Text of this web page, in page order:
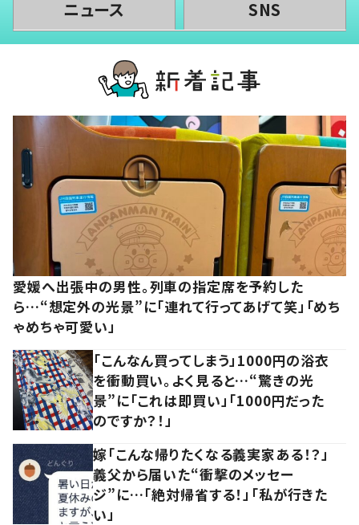
ニュース SNS
愛媛へ出張中の男性。列車の指定席を予約した
ら…“想定外の光景”に「連れて行ってあげて笑」「めち
ゃめちゃ可愛い」
「こんなん買ってしまう」1000円の浴衣
を衝動買い。よく見ると…“驚きの光
景”に「これは即買い」「1000円だった
のですか？！」
嫁「こんな帰りたくなる義実家ある！？」
義父から届いた“衝撃のメッセー
ジ”に…「絶対帰省する！」「私が行きた
い」